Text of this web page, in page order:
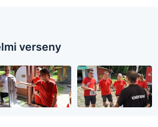
verseny